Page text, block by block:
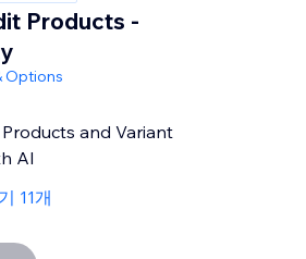
Products -
Options
and Variant
AI
11개